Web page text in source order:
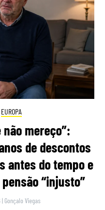
EUROPA
mereço”:
de descontos
antes do tempo e
“injusto”
| Gonçalo Viegas